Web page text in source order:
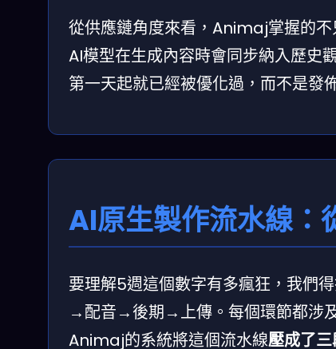
從供應鏈角度來看，Animaj掌握的
AI模型在生成內容時會同步納入歷史
第一天起就已經被優化過，而不是發
AI原生製作流水線：
要理解5週這個數字有多瘋狂，我們
→配音→後期→上傳。每個環節都涉
Animaj的系統將這個流水線壓成了